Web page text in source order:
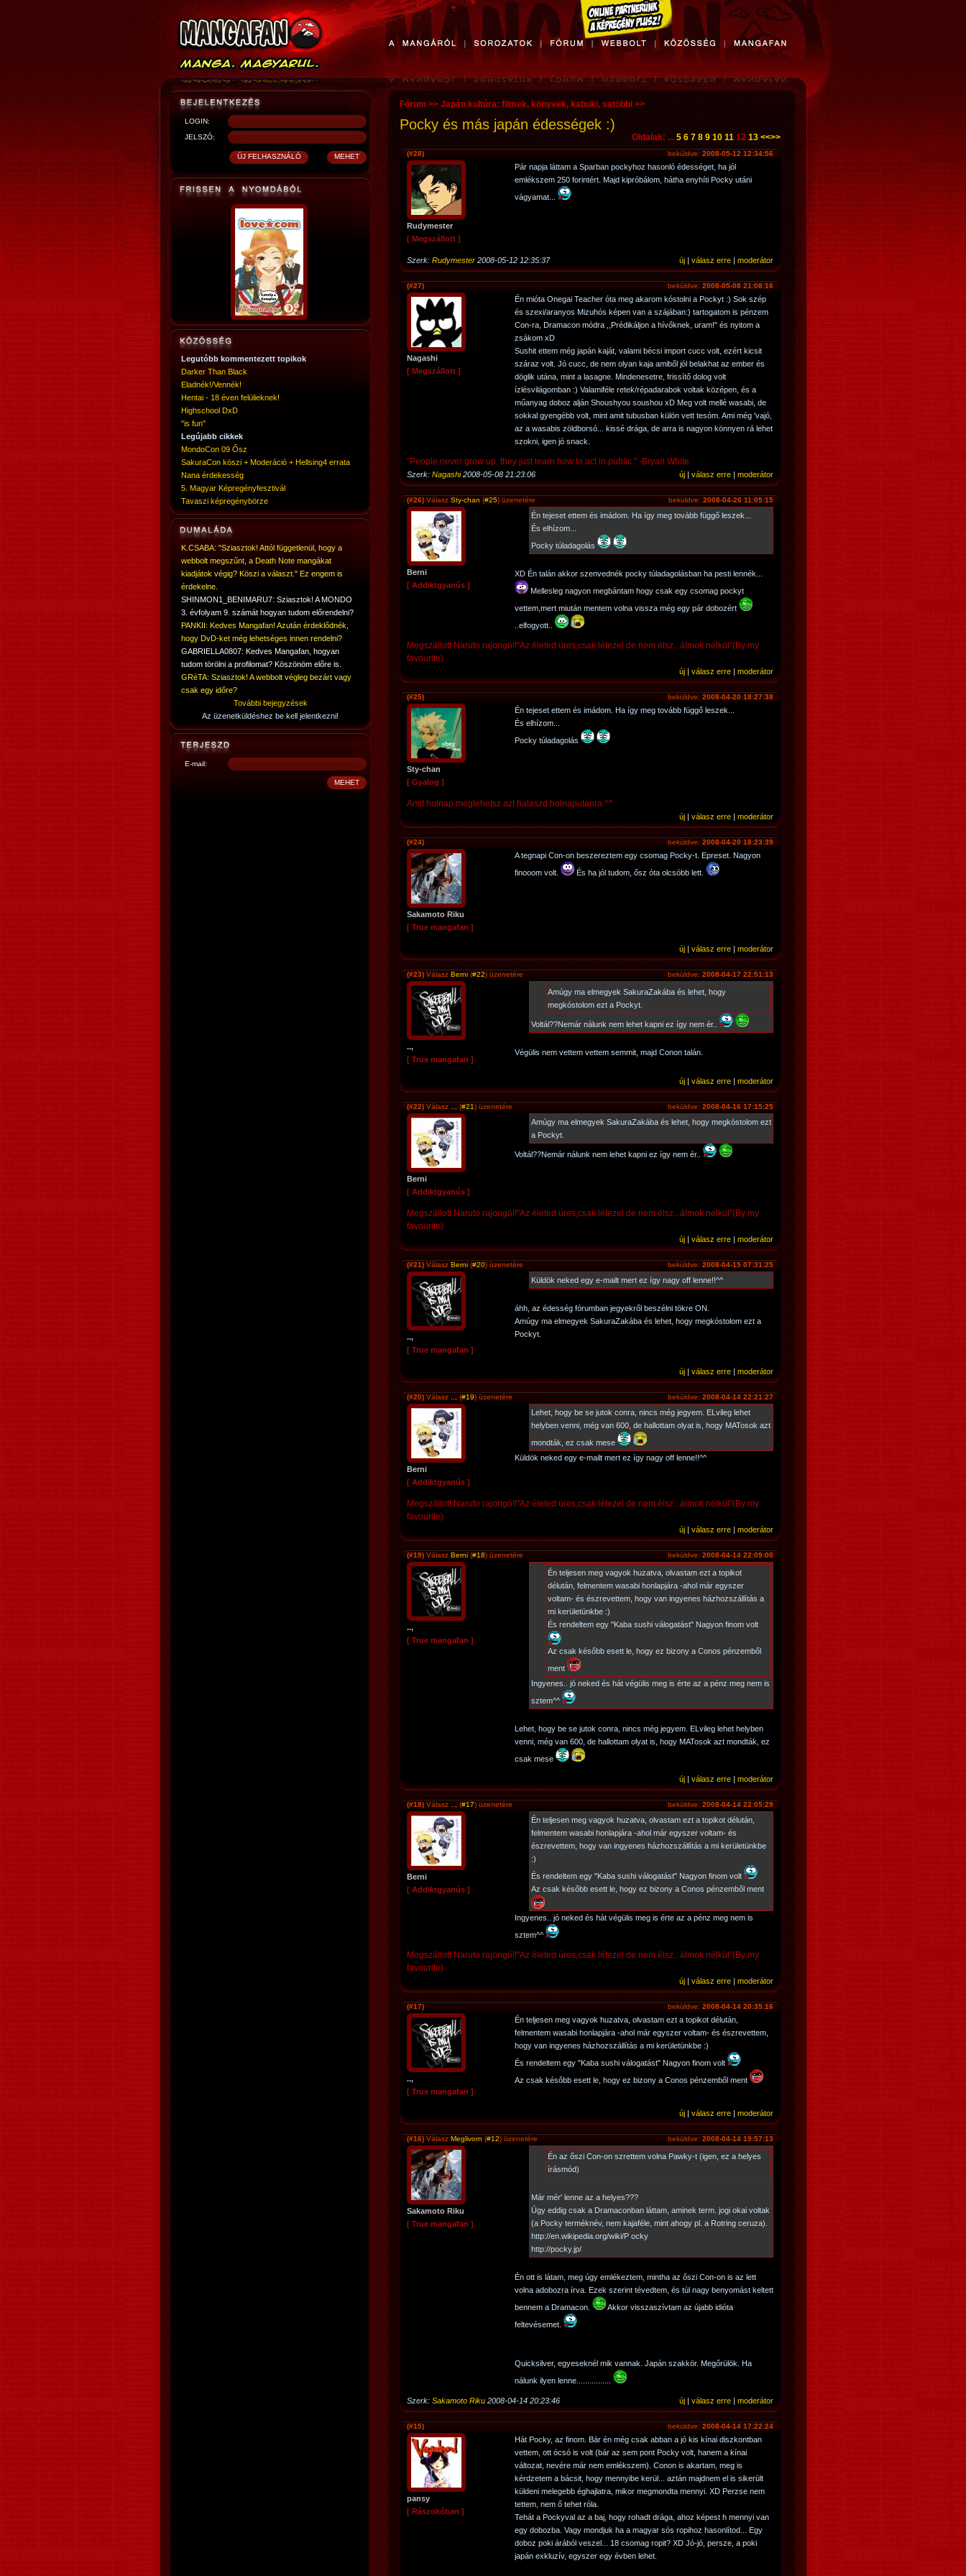
LOGIN:
JELSZÓ:
Legutóbb kommentezett topikok
Darker Than Black
Eladnék!/Vennék!
Hentai - 18 éven felülieknek!
Highschool DxD
"is fun"
Legújabb cikkek
MondoCon 09 Ősz
SakuraCon köszi + Moderáció + Hellsing4 errata
Nana érdekesség
5. Magyar Képregényfesztivál
Tavaszi képregénybörze
K.CSABA: "Sziasztok! Attól függetlenül, hogy a
webbolt megszűnt, a Death Note mangákat
kiadjátok végig? Köszi a választ." Ez engem is
érdekelne.
SHINMON1_BENIMARU7: Sziasztok! A MONDO
3. évfolyam 9. számát hogyan tudom előrendelni?
PANKII: Kedves Mangafan! Azután érdeklődnék,
hogy DvD-ket még lehetséges innen rendelni?
GABRIELLA0807: Kedves Mangafan, hogyan
tudom törölni a profilomat? Köszönöm előre is.
GRéTA: Sziasztok! A webbolt végleg bezárt vagy
csak egy időre?
További bejegyzések
Az üzenetküldéshez be kell jelentkezni!
E-mail:
Fórum >> Japán kultúra: filmek, könyvek, kabuki, satöbbi >>
Pocky és más japán édességek :)
Oldalak: ... 5 6 7 8 9 10 11 12 13 <<>>
beküldve: 2008-05-12 12:34:56
(#28)
Rudymester
[ Megszállott ]
Pár napja láttam a Sparban pockyhoz hasonló édességet, ha jól
emlékszem 250 forintért. Majd kipróbálom, hátha enyhíti Pocky utáni
vágyamat...
új | válasz erre | moderátor
Szerk: Rudymester 2008-05-12 12:35:37
beküldve: 2008-05-08 21:08:16
(#27)
Nagashi
[ Megszállott ]
Én mióta Onegai Teacher óta meg akarom kóstolni a Pockyt :) Sok szép
és szexi/aranyos Mizuhós képen van a szájában:) tartogatom is pénzem
Con-ra, Dramacon módra ,,Prédikáljon a hívőknek, uram!" és nyitom a
zsákom xD
Sushit ettem még japán kaját, valami bécsi import cucc volt, ezért kicsit
száraz volt. Jó cucc, de nem olyan kaja amiből jól belakhat az ember és
döglik utána, mint a lasagne. Mindenesetre, frissítő dolog volt
ízlésvilágomban :) Valamiféle retek/répadarabok voltak középen, és a
műanyag doboz alján Shoushyou soushou xD Meg volt mellé wasabi, de
sokkal gyengébb volt, mint amit tubusban külön vett tesóm. Ami még 'vajó,
az a wasabis zöldborsó... kissé drága, de arra is nagyon könnyen rá lehet
szokni, igen jó snack.
"People never grow up, they just learn how to act in public." -Bryan White
új | válasz erre | moderátor
Szerk: Nagashi2008-05-08 21:23:06
beküldve: 2008-04-26 11:05:15
(#26) Válasz Sty-chan (#25) üzenetére
Berni
[ Addiktgyanús ]
Én tejeset ettem és imádom. Ha így meg tovább függő leszek...
És elhízom...
Pocky túladagolás
XD Én talán akkor szenvednék pocky túladagolásban ha pesti lennék...
Mellesleg nagyon megbántam hogy csak egy csomag pockyt
vettem,mert miután mentem volna vissza még egy pár dobozért
..elfogyott..
Megszállott Naruto rajongó!!"Az életed üres,csak létezel de nem élsz...álmok nélkül"(By my
favourite)
új | válasz erre | moderátor
beküldve: 2008-04-20 18:27:38
(#25)
Sty-chan
[ Gyalog ]
Én tejeset ettem és imádom. Ha így meg tovább függő leszek...
És elhízom...
Pocky túladagolás
Amit holnap megtehetsz azt halaszd holnaputánra ^^
új | válasz erre | moderátor
beküldve: 2008-04-20 18:23:39
(#24)
Sakamoto Riku
[ True mangafan ]
A tegnapi Con-on beszereztem egy csomag Pocky-t. Epreset. Nagyon
finooom volt.
És ha jól tudom, ősz óta olcsóbb lett.
új | válasz erre | moderátor
beküldve: 2008-04-17 22:51:13
(#23) Válasz Berni (#22) üzenetére
..,
[ True mangafan ]
Amúgy ma elmegyek SakuraZakába és lehet, hogy
megkóstolom ezt a Pockyt.
Voltál??Nemár nálunk nem lehet kapni ez így nem ér..
Végülis nem vettem vettem semmit, majd Conon talán.
új | válasz erre | moderátor
beküldve: 2008-04-16 17:15:25
(#22) Válasz (#21) üzenetére
Berni
[ Addiktgyanús ]
Amúgy ma elmegyek SakuraZakába és lehet, hogy megkóstolom ezt
a Pockyt.
Voltál??Nemár nálunk nem lehet kapni ez így nem ér..
Megszállott Naruto rajongó!!"Az életed üres,csak létezel de nem élsz...álmok nélkül"(By my
favourite)
új | válasz erre | moderátor
beküldve: 2008-04-15 07:31:25
(#21) Válasz Berni (#20) üzenetére
..,
[ True mangafan ]
Küldök neked egy e-mailt mert ez így nagy off lenne!!^^
áhh, az édesség fórumban jegyekről beszélni tökre ON.
Amúgy ma elmegyek SakuraZakába és lehet, hogy megkóstolom ezt a
Pockyt.
új | válasz erre | moderátor
beküldve: 2008-04-14 22:21:27
(#20) Válasz (#19) üzenetére
Berni
[ Addiktgyanús ]
Lehet, hogy be se jutok conra, nincs még jegyem. ELvileg lehet
helyben venni, még van 600, de hallottam olyat is, hogy MATosok azt
mondták, ez csak mese
Küldök neked egy e-mailt mert ez így nagy off lenne!!^^
Megszállott Naruto rajongó!!"Az életed üres,csak létezel de nem élsz...álmok nélkül"(By my
favourite)
új | válasz erre | moderátor
beküldve: 2008-04-14 22:09:00
(#19) Válasz Berni (#18) üzenetére
..,
[ True mangafan ]
Én teljesen meg vagyok huzatva, olvastam ezt a topikot
délután, felmentem wasabi honlapjára -ahol már egyszer
voltam- és észrevettem, hogy van ingyenes házhozszállítás a
mi kerületünkbe :)
És rendeltem egy "Kaba sushi válogatást" Nagyon finom volt
Az csak később esett le, hogy ez bizony a Conos pénzemből
ment
Ingyenes.. jó neked és hát végülis meg is érte az a pénz meg nem is
sztem^^
Lehet, hogy be se jutok conra, nincs még jegyem. ELvileg lehet helyben
venni, még van 600, de hallottam olyat is, hogy MATosok azt mondták, ez
csak mese
új | válasz erre | moderátor
beküldve: 2008-04-14 22:05:29
(#18) Válasz (#17) üzenetére
Berni
[ Addiktgyanús ]
Én teljesen meg vagyok huzatva, olvastam ezt a topikot délután,
felmentem wasabi honlapjára -ahol már egyszer voltam- és
észrevettem, hogy van ingyenes házhozszállítás a mi kerületünkbe
:)
És rendeltem egy "Kaba sushi válogatást" Nagyon finom volt
Az csak később esett le, hogy ez bizony a Conos pénzemből ment
Ingyenes.. jó neked és hát végülis meg is érte az a pénz meg nem is
sztem^^
Megszállott Naruto rajongó!!"Az életed üres,csak létezel de nem élsz...álmok nélkül"(By my
favourite)
új | válasz erre | moderátor
beküldve: 2008-04-14 20:35:16
(#17)
..,
[ True mangafan ]
Én teljesen meg vagyok huzatva, olvastam ezt a topikot délután,
felmentem wasabi honlapjára -ahol már egyszer voltam- és észrevettem,
hogy van ingyenes házhozszállítás a mi kerületünkbe :)
És rendeltem egy "Kaba sushi válogatást" Nagyon finom volt
Az csak később esett le, hogy ez bizony a Conos pénzemből ment
új | válasz erre | moderátor
beküldve: 2008-04-14 19:57:13
(#16) Válasz Meglivorn (#12) üzenetére
Sakamoto Riku
[ True mangafan ]
Én az őszi Con-on szrettem volna Pawky-t (igen, ez a helyes
írásmód)
Már mér' lenne az a helyes???
Úgy eddig csak a Dramaconban láttam, aminek term. jogi okai voltak
(a Pocky terméknév, nem kajaféle, mint ahogy pl. a Rotring ceruza).
http://en.wikipedia.org/wiki/P ocky
http://pocky.jp/
Én ott is látam, meg úgy emlékeztem, mintha az őszi Con-on is az lett
volna adobozra írva. Ezek szerint tévedtem, és túl nagy benyomást keltett
bennem a Dramacon.
Akkor visszaszívtam az újabb idióta
feltevésemet.
Quicksilver, egyeseknél mik vannak. Japán szakkör. Megőrülök. Ha
nálunk ilyen lenne................
új | válasz erre | moderátor
Szerk: Sakamoto Riku 2008-04-14 20:23:46
beküldve: 2008-04-14 17:22:24
(#15)
pansy
[ Rászokóban ]
Hát Pocky, az finom. Bár én még csak abban a jó kis kínai diszkontban
vettem, ott ócsó is volt (bár az sem pont Pocky volt, hanem a kínai
változat, nevére már nem emlékszem). Conon is akartam, meg is
kérdzetem a bácsit, hogy mennyibe kerül... aztán majdnem el is sikerült
küldeni melegebb éghajlatra, mikor megmondta mennyi. XD Perzse nem
tettem, nem ő tehet róla.
Tehát a Pockyval az a baj, hogy rohadt drága, ahoz képest h mennyi van
egy dobozba. Vagy mondjuk ha a magyar sós ropihoz hasonlítod... Egy
doboz poki árából veszel... 18 csomag ropit? XD Jó-jó, persze, a poki
japán exkluzív, egyszer egy évben lehet.